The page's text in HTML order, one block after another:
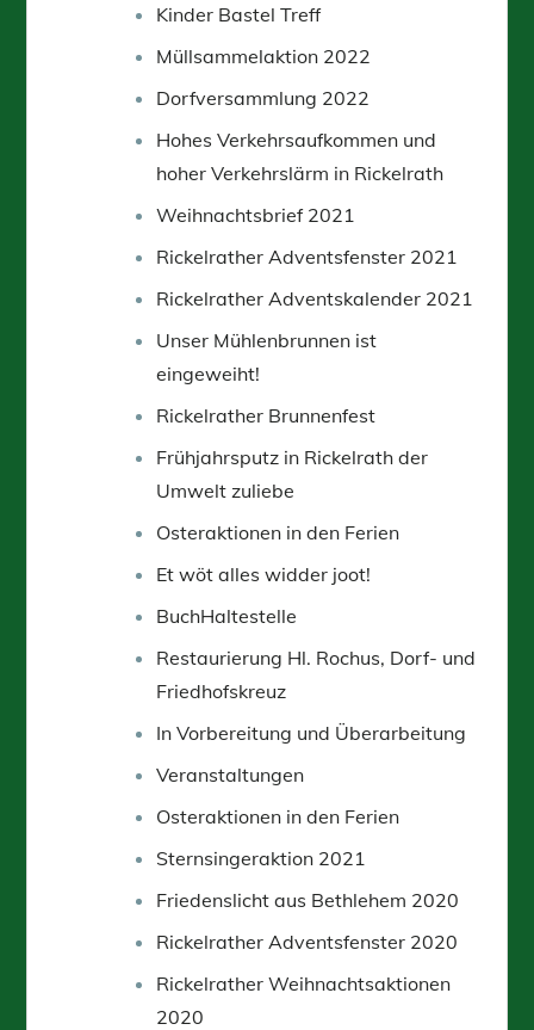
Kinder Bastel Treff
Müllsammelaktion 2022
Dorfversammlung 2022
Hohes Verkehrsaufkommen und
hoher Verkehrslärm in Rickelrath
Weihnachtsbrief 2021
Rickelrather Adventsfenster 2021
Rickelrather Adventskalender 2021
Unser Mühlenbrunnen ist
eingeweiht!
Rickelrather Brunnenfest
Frühjahrsputz in Rickelrath der
Umwelt zuliebe
Osteraktionen in den Ferien
Et wöt alles widder joot!
BuchHaltestelle
Restaurierung Hl. Rochus, Dorf- und
Friedhofskreuz
In Vorbereitung und Überarbeitung
Veranstaltungen
Osteraktionen in den Ferien
Sternsingeraktion 2021
Friedenslicht aus Bethlehem 2020
Rickelrather Adventsfenster 2020
Rickelrather Weihnachtsaktionen
2020